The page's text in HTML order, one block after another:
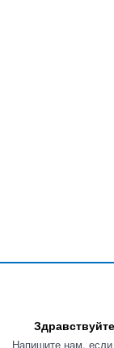
Напишите нам,